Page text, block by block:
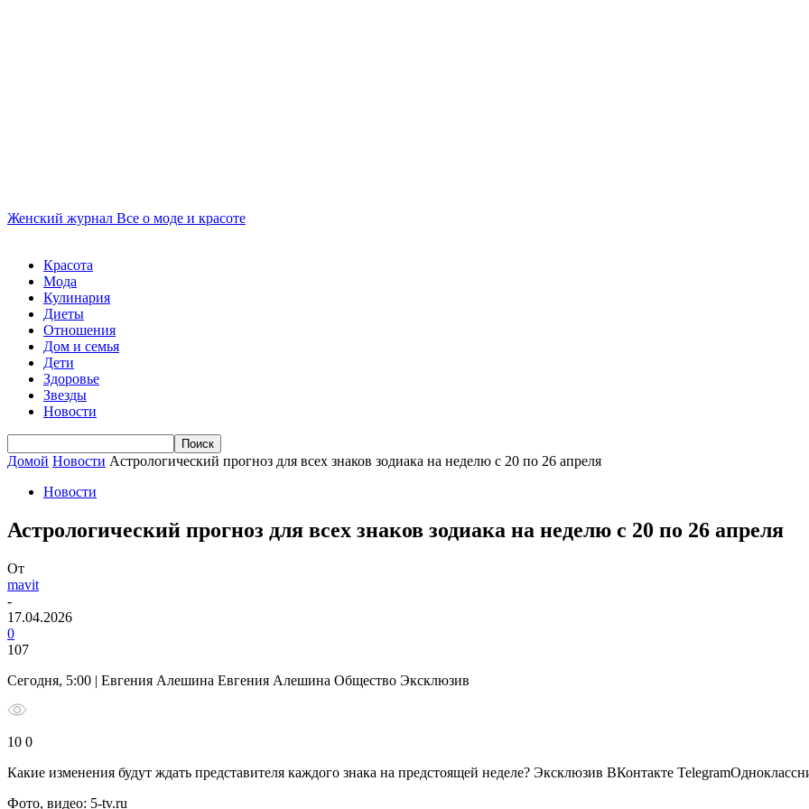
Женский журнал Все о моде и красоте
Красота
Мода
Кулинария
Диеты
Отношения
Дом и семья
Дети
Здоровье
Звезды
Новости
Домой Новости Астрологический прогноз для всех знаков зодиака на неделю с 20 по 26 апреля
Новости
Астрологический прогноз для всех знаков зодиака на неделю с 20 по 26 апреля
От
mavit
-
17.04.2026
0
107
Сегодня, 5:00 | Евгения Алешина Евгения Алешина Общество Эксклюзив
10 0
Какие изменения будут ждать представителя каждого знака на предстоящей неделе? Эксклюзив ВКонтакте
Фото, видео: 5-tv.ru